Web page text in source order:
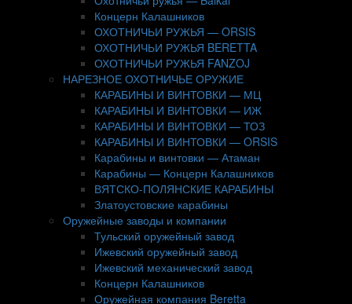
Концерн Калашников
ОХОТНИЧЬИ РУЖЬЯ — ORSIS
ОХОТНИЧЬИ РУЖЬЯ BERETTA
ОХОТНИЧЬИ РУЖЬЯ FANZOJ
НАРЕЗНОЕ ОХОТНИЧЬЕ ОРУЖИЕ
КАРАБИНЫ И ВИНТОВКИ — МЦ
КАРАБИНЫ И ВИНТОВКИ — ИЖ
КАРАБИНЫ И ВИНТОВКИ — ТОЗ
КАРАБИНЫ И ВИНТОВКИ — ORSIS
Карабины и винтовки — Атаман
Карабины — Концерн Калашников
ВЯТСКО-ПОЛЯНСКИЕ КАРАБИНЫ
Златоустовские карабины
Оружейные заводы и компании
Тульский оружейный завод
Ижевский оружейный завод
Ижевский механический завод
Концерн Калашников
Оружейная компания Beretta